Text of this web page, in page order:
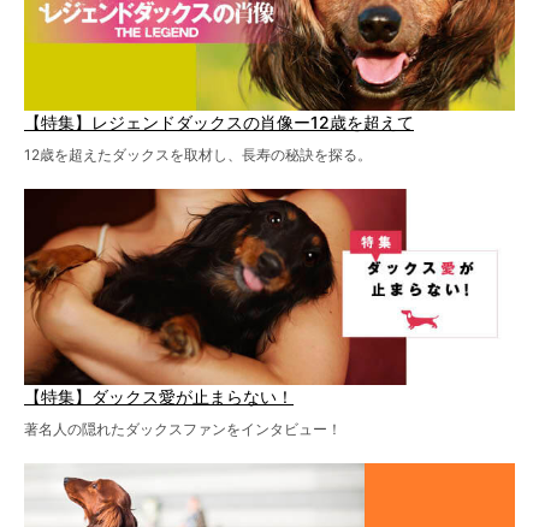
【特集】レジェンドダックスの肖像ー12歳を超えて
12歳を超えたダックスを取材し、長寿の秘訣を探る。
【特集】ダックス愛が止まらない！
著名人の隠れたダックスファンをインタビュー！